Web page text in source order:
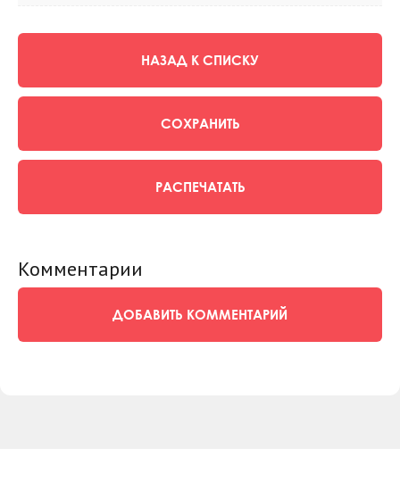
НАЗАД К СПИСКУ
СОХРАНИТЬ
РАСПЕЧАТАТЬ
Комментарии
ДОБАВИТЬ КОММЕНТАРИЙ